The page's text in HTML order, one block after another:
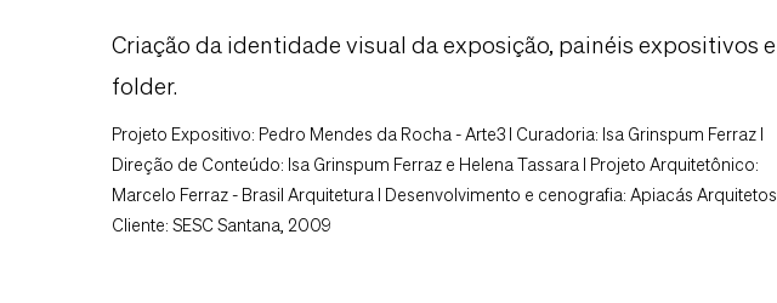
Criação da identidade visual da exposição, painéis expositivos e
folder.
Projeto Expositivo: Pedro Mendes da Rocha - Arte3 I Curadoria: Isa Grinspum Ferraz I
Direção de Conteúdo: Isa Grinspum Ferraz e Helena Tassara I Projeto Arquitetônico:
Marcelo Ferraz - Brasil Arquitetura I Desenvolvimento e cenografia: Apiacás Arquitetos I
Cliente: SESC Santana, 2009